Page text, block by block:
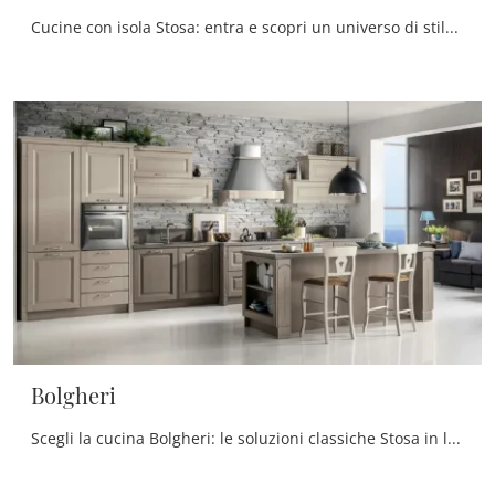
Cucine con isola Stosa: entra e scopri un universo di stile e design! La cucina tradizionale Virginia ti aspetta.
Bolgheri
Scegli la cucina Bolgheri: le soluzioni classiche Stosa in legno sono sinonimo di qualità, design e contenuto estetico.